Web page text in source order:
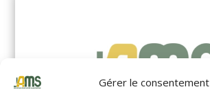
Gérer le consentement